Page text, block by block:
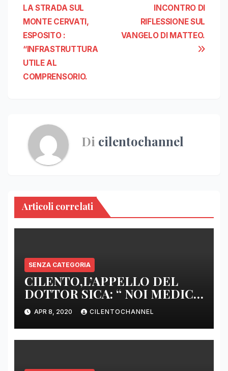
articoli
INCONTRO DI
RIFLESSIONE SUL
VANGELO DI MATTEO.
LA STRADA SUL
MONTE CERVATI,
ESPOSITO :
“INFRASTRUTTURA
UTILE AL
COMPRENSORIO.
Di cilentochannel
Articoli correlati
SENZA CATEGORIA
CILENTO,L’APPELLO DEL
DOTTOR SICA: “ NOI MEDICI
DI BASE SIAMO SENZA ARMI
E SENZA PRESIDI”
APR 8, 2020 CILENTOCHANNEL